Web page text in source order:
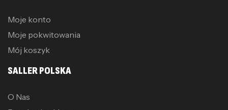
Moje konto
Moje pokwitowania
Mój koszyk
SALLER POLSKA
O Nas